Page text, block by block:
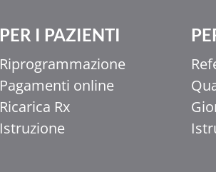
PER I PAZIENTI
Riprogrammazione
Pagamenti online
Ricarica Rx
Istruzione
हिन्दी
اردو
简体中文
香港中文
Ελληνικά